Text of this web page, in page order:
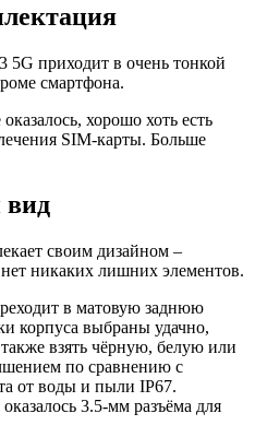
5G приходит в очень тонкой
смартфона.
хорошо хоть есть
SIM-карты. Больше
своим дизайном –
никаких лишних элементов.
в матовую заднюю
корпуса выбраны удачно,
взять чёрную, белую или
по сравнению с
от воды и пыли IP67.
3.5-мм разъёма для